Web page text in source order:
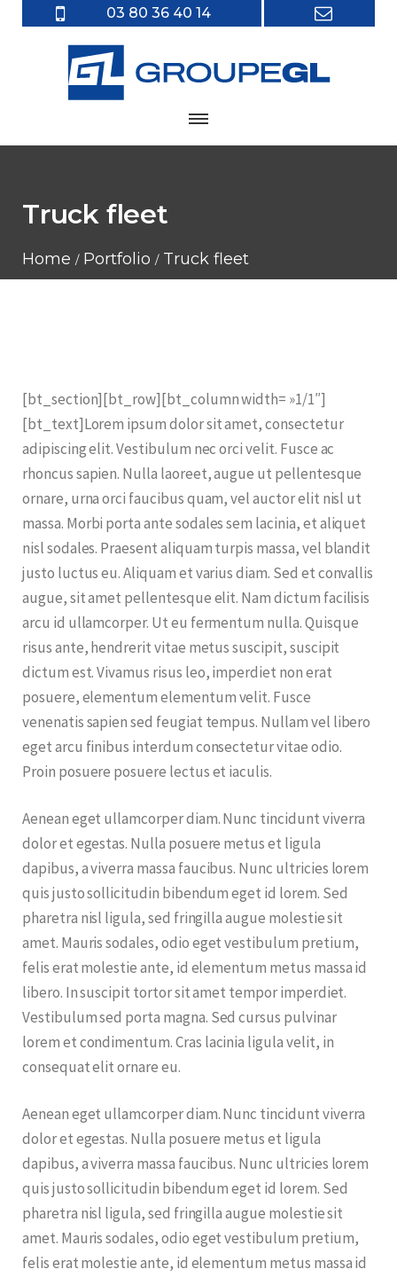
03 80 36 40 14
Truck fleet
Home Portfolio Truck fleet
[bt_section][bt_row][bt_column width= »1/1″]
[bt_text]Lorem ipsum dolor sit amet, consectetur
adipiscing elit. Vestibulum nec orci velit. Fusce ac
rhoncus sapien. Nulla laoreet, augue ut pellentesque
ornare, urna orci faucibus quam, vel auctor elit nisl ut
massa. Morbi porta ante sodales sem lacinia, et aliquet
nisl sodales. Praesent aliquam turpis massa, vel blandit
justo luctus eu. Aliquam et varius diam. Sed et convallis
augue, sit amet pellentesque elit. Nam dictum facilisis
arcu id ullamcorper. Ut eu fermentum nulla. Quisque
risus ante, hendrerit vitae metus suscipit, suscipit
dictum est. Vivamus risus leo, imperdiet non erat
posuere, elementum elementum velit. Fusce
venenatis sapien sed feugiat tempus. Nullam vel libero
eget arcu finibus interdum consectetur vitae odio.
Proin posuere posuere lectus et iaculis.
Aenean eget ullamcorper diam. Nunc tincidunt viverra
dolor et egestas. Nulla posuere metus et ligula
dapibus, a viverra massa faucibus. Nunc ultricies lorem
quis justo sollicitudin bibendum eget id lorem. Sed
pharetra nisl ligula, sed fringilla augue molestie sit
amet. Mauris sodales, odio eget vestibulum pretium,
felis erat molestie ante, id elementum metus massa id
libero. In suscipit tortor sit amet tempor imperdiet.
Vestibulum sed porta magna. Sed cursus pulvinar
lorem et condimentum. Cras lacinia ligula velit, in
consequat elit ornare eu.
Aenean eget ullamcorper diam. Nunc tincidunt viverra
dolor et egestas. Nulla posuere metus et ligula
dapibus, a viverra massa faucibus. Nunc ultricies lorem
quis justo sollicitudin bibendum eget id lorem. Sed
pharetra nisl ligula, sed fringilla augue molestie sit
amet. Mauris sodales, odio eget vestibulum pretium,
felis erat molestie ante, id elementum metus massa id